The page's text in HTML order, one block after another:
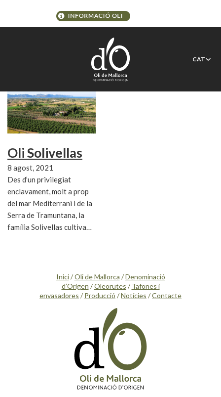
CAT
Alcúdia
Oli Solivellas
8 agost, 2021
Des d’un privilegiat
enclavament, molt a prop
del mar Mediterrani i de la
Serra de Tramuntana, la
família Solivellas cultiva…
Inici/Oli de Mallorca /Denominació
d’Origen /Oleorutes / Tafones i
envasadores / Producció /Notícies /Contacte